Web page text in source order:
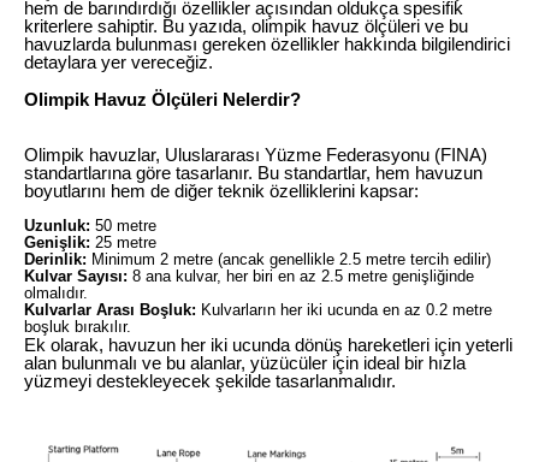
hem de barındırdığı özellikler açısından oldukça spesifik
kriterlere sahiptir. Bu yazıda, olimpik havuz ölçüleri ve bu
havuzlarda bulunması gereken özellikler hakkında bilgilendirici
detaylara yer vereceğiz.
Olimpik Havuz Ölçüleri Nelerdir?
Olimpik havuzlar, Uluslararası Yüzme Federasyonu (FINA)
standartlarına göre tasarlanır. Bu standartlar, hem havuzun
boyutlarını hem de diğer teknik özelliklerini kapsar:
Uzunluk: 50 metre
Genişlik: 25 metre
Derinlik: Minimum 2 metre (ancak genellikle 2.5 metre tercih edilir)
Kulvar Sayısı: 8 ana kulvar, her biri en az 2.5 metre genişliğinde
olmalıdır.
Kulvarlar Arası Boşluk: Kulvarların her iki ucunda en az 0.2 metre
boşluk bırakılır.
Ek olarak, havuzun her iki ucunda dönüş hareketleri için yeterli
alan bulunmalı ve bu alanlar, yüzücüler için ideal bir hızla
yüzmeyi destekleyecek şekilde tasarlanmalıdır.